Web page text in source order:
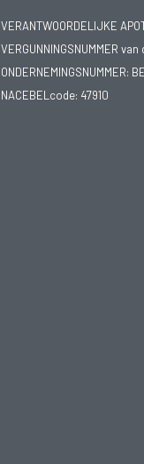
VERANTWOORDELIJKE
VERGUNNINGSNUMMER
ONDERNEMINGSNUMMER:
NACEBELcode: 47910